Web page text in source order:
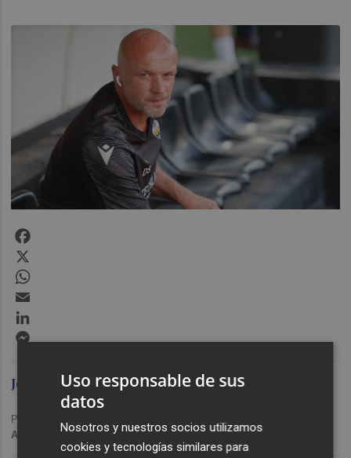
Jose Luis Gual
Publicado: 06/06/2024 ·
Actualizado: 06/06/2024 · 18:24
Uso responsable de sus
datos
Nosotros y nuestros socios utilizamos
cookies y tecnologías similares para